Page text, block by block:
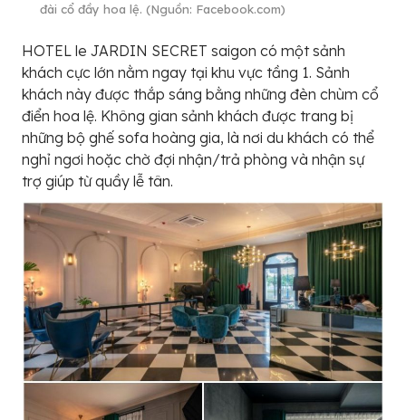
đài cổ đầy hoa lệ. (Nguồn: Facebook.com)
HOTEL le JARDIN SECRET saigon có một sảnh
khách cực lớn nằm ngay tại khu vực tầng 1. Sảnh
khách này được thắp sáng bằng những đèn chùm cổ
điển hoa lệ. Không gian sảnh khách được trang bị
những bộ ghế sofa hoàng gia, là nơi du khách có thể
nghỉ ngơi hoặc chờ đợi nhận/trả phòng và nhận sự
trợ giúp từ quầy lễ tân.